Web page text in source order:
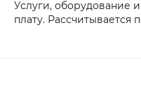
Услуги, оборудование
плату. Рассчитывается